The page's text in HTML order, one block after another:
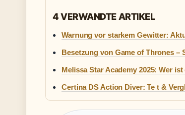
4 VERWANDTE ARTIKEL
Warnung vor starkem Gewitter:
Besetzung von Game of Thrones –
Melissa Star Academy 2025: Wer
Certina DS Action Diver: Te t &